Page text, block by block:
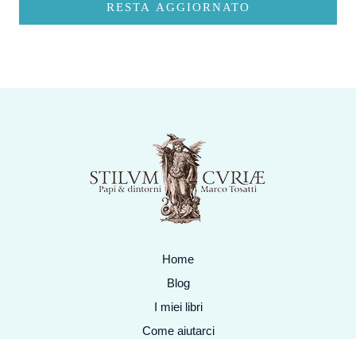
RESTA AGGIORNATO
Home
Blog
I miei libri
Come aiutarci